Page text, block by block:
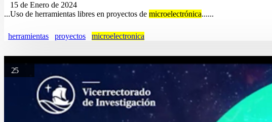
15 de Enero de 2024
...Uso de herramientas libres en proyectos de microelectrónica......
herramientas proyectos microelectronica
25